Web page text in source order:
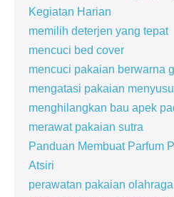
Kegiatan Harian
memilih deterjen yang tepat
mencuci bed cover
mencuci pakaian berwarna
mengatasi pakaian
menghilangkan bau apek
merawat pakaian sutra
Panduan Membuat Parfum
Atsiri
perawatan pakaian olahraga